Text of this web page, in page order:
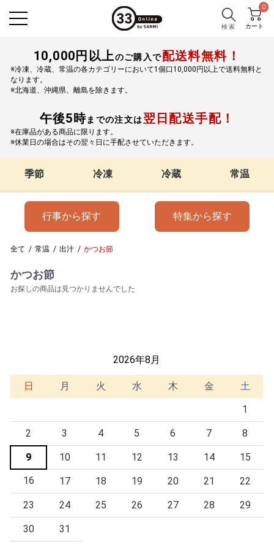
検 索 カート
0
10,000円以上のご購入で配送料無料！
※冷凍、冷蔵、常温の各カテゴリーにおいて1個口10,000円以上で送料無料と
なります。
※北海道、沖縄県、離島を除きます。
午後5時までの注文は翌日配送手配！
※在庫品がある商品に限ります。
※休業日の場合はその翌々日に手配させていただきます。
季節 冷凍 冷蔵 常温
行事から探す 特集から探す
全て / 常温 / 出汁 / かつお節
かつお節
お探しの商品は見つかりませんでした
2026年8月
日 月 火 水 木 金
土
1
2 3 4 5 6 7 8
9 10 11 12 13 14
15
16
17 18 19 20 21 22
23 24 25 26 27 28 29
30 31